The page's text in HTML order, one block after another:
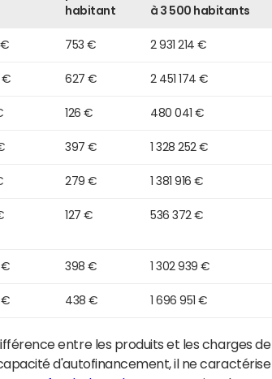
habitant
à 3 500 habitants
€ 753 € 2 931 214 €
€ 627 € 2 451 174 €
126 € 480 041 €
397 € 1 328 252 €
279 € 1 381 916 €
127 € 536 372 €
€ 398 € 1 302 939 €
€ 438 € 1 696 951 €
entre les produits et les charges de
d'autofinancement, il ne caractérise